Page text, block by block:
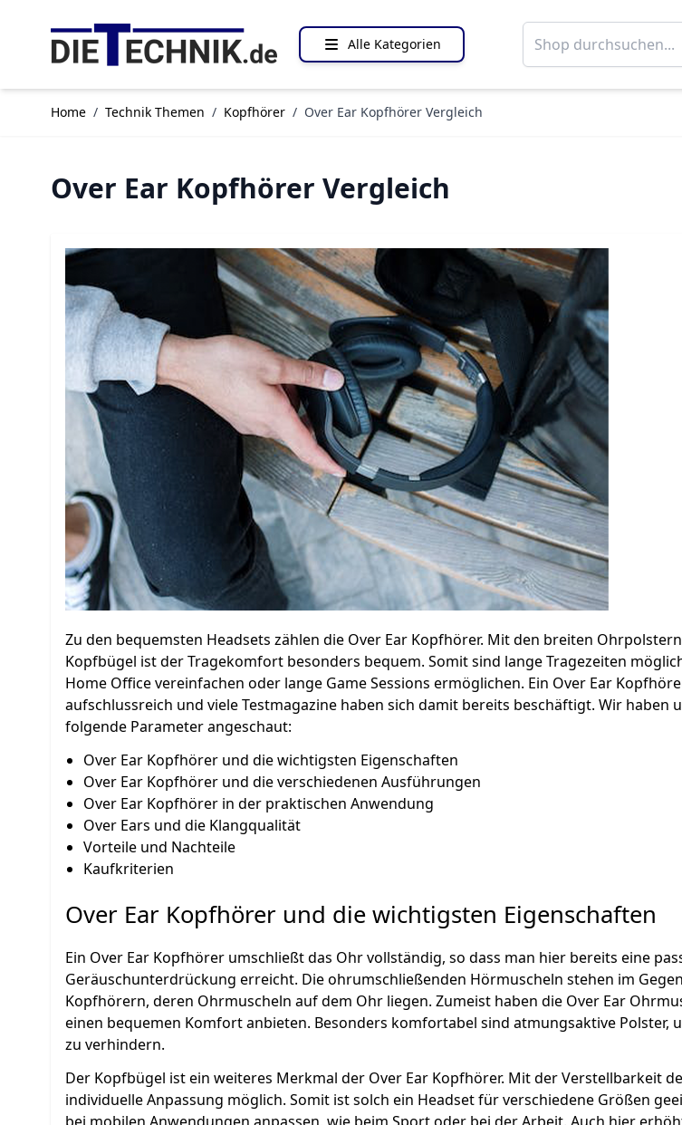
Alle Kategorien
Home / Technik Themen / Kopfhörer / Over Ear Kopfhörer Vergleich
Over Ear Kopfhörer Vergleich
Zu den bequemsten Headsets zählen die Over Ear Kopfhörer. Mit den breiten
Kopfbügel ist der Tragekomfort besonders bequem. Somit sind lange Tragezeiten
Home Office vereinfachen oder lange Game Sessions ermöglichen. Ein Over Ear
aufschlussreich und viele Testmagazine haben sich damit bereits beschäftigt. Wir haben
folgende Parameter angeschaut:
Over Ear Kopfhörer und die wichtigsten Eigenschaften
Over Ear Kopfhörer und die verschiedenen Ausführungen
Over Ear Kopfhörer in der praktischen Anwendung
Over Ears und die Klangqualität
Vorteile und Nachteile
Kaufkriterien
Over Ear Kopfhörer und die wichtigsten Eigenschaften
Ein Over Ear Kopfhörer umschließt das Ohr vollständig, so dass man hier bereits eine
Geräuschunterdrückung erreicht. Die ohrumschließenden Hörmuscheln stehen im
Kopfhörern, deren Ohrmuscheln auf dem Ohr liegen. Zumeist haben die Over Ear
einen bequemen Komfort anbieten. Besonders komfortabel sind atmungsaktive Polster,
zu verhindern.
Der Kopfbügel ist ein weiteres Merkmal der Over Ear Kopfhörer. Mit der Verstellbarkeit
individuelle Anpassung möglich. Somit ist solch ein Headset für verschiedene Größen